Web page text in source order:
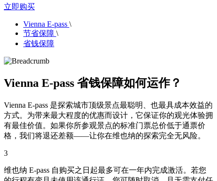
立即购买
Vienna E-pass \
节省保障 \
省钱保障
Vienna E-pass 省钱保障如何运作？
Vienna E-pass 是探索城市顶级景点最聪明、也最具成本效益的
方式。为带来最大程度的优惠而设计，它保证你的观光体验拥
有最佳价值。如果你所参观景点的标准门票总价低于通票价
格，我们将退还差额——让你在维也纳的探索完全无风险。
3
维也纳 E-pass 自购买之日起最多可在一年内完成激活。若您